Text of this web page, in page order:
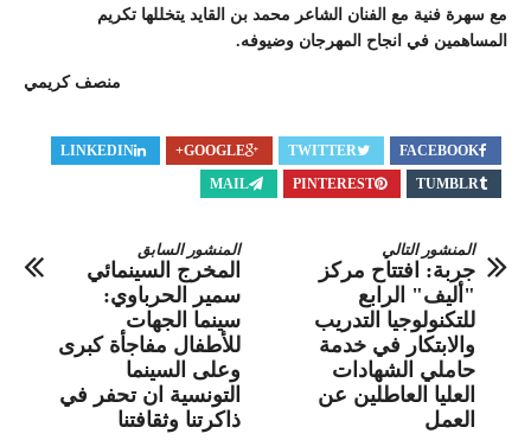
مع سهرة فنية مع الفنان الشاعر محمد بن القايد يتخللها تكريم
المساهمين في انجاح المهرجان وضيوفه.
منصف كريمي
FACEBOOK
TWITTER
GOOGLE+
LINKEDIN
TUMBLR
PINTEREST
MAIL
المنشور السابق
المخرج السينمائي
سمير الحرباوي:
سينما الجهات
للأطفال مفاجأة كبرى
وعلى السينما
التونسية ان تحفر في
ذاكرتنا وثقافتنا
المنشور التالي
جربة: افتتاح مركز
"أليف" الرابع
للتكنولوجيا التدريب
والابتكار في خدمة
حاملي الشهادات
العليا العاطلين عن
العمل